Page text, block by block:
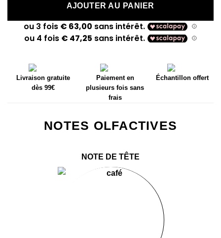
AJOUTER AU PANIER
Livraison gratuite
dès 99€
Paiement en
plusieurs fois sans
frais
Échantillon offert
NOTES OLFACTIVES
NOTE DE TÊTE